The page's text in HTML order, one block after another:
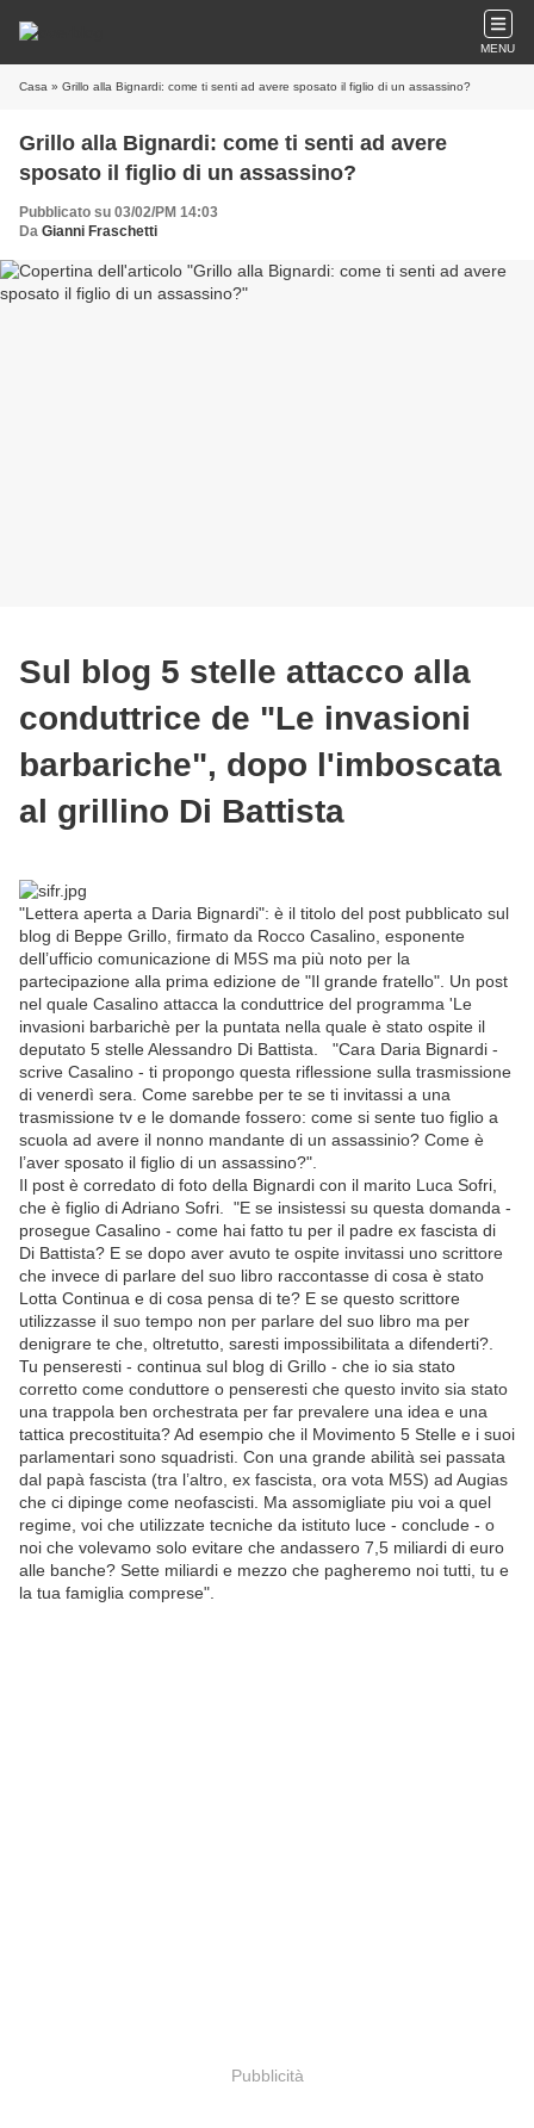
MENU
Casa » Grillo alla Bignardi: come ti senti ad avere sposato il figlio di un assassino?
Grillo alla Bignardi: come ti senti ad avere
sposato il figlio di un assassino?
Pubblicato su 03/02/PM 14:03
Da Gianni Fraschetti
Sul blog 5 stelle attacco alla
conduttrice de "Le invasioni
barbariche", dopo l'imboscata
al grillino Di Battista
"Lettera aperta a Daria Bignardi": è il titolo del post pubblicato sul
blog di Beppe Grillo, firmato da Rocco Casalino, esponente
dell’ufficio comunicazione di M5S ma più noto per la
partecipazione alla prima edizione de "Il grande fratello". Un post
nel quale Casalino attacca la conduttrice del programma 'Le
invasioni barbarichè per la puntata nella quale è stato ospite il
deputato 5 stelle Alessandro Di Battista. "Cara Daria Bignardi -
scrive Casalino - ti propongo questa riflessione sulla trasmissione
di venerdì sera. Come sarebbe per te se ti invitassi a una
trasmissione tv e le domande fossero: come si sente tuo figlio a
scuola ad avere il nonno mandante di un assassinio? Come è
l’aver sposato il figlio di un assassino?".
Il post è corredato di foto della Bignardi con il marito Luca Sofri,
che è figlio di Adriano Sofri. "E se insistessi su questa domanda -
prosegue Casalino - come hai fatto tu per il padre ex fascista di
Di Battista? E se dopo aver avuto te ospite invitassi uno scrittore
che invece di parlare del suo libro raccontasse di cosa è stato
Lotta Continua e di cosa pensa di te? E se questo scrittore
utilizzasse il suo tempo non per parlare del suo libro ma per
denigrare te che, oltretutto, saresti impossibilitata a difenderti?.
Tu penseresti - continua sul blog di Grillo - che io sia stato
corretto come conduttore o penseresti che questo invito sia stato
una trappola ben orchestrata per far prevalere una idea e una
tattica precostituita? Ad esempio che il Movimento 5 Stelle e i suoi
parlamentari sono squadristi. Con una grande abilità sei passata
dal papà fascista (tra l’altro, ex fascista, ora vota M5S) ad Augias
che ci dipinge come neofascisti. Ma assomigliate piu voi a quel
regime, voi che utilizzate tecniche da istituto luce - conclude - o
noi che volevamo solo evitare che andassero 7,5 miliardi di euro
alle banche? Sette miliardi e mezzo che pagheremo noi tutti, tu e
la tua famiglia comprese".
Pubblicità